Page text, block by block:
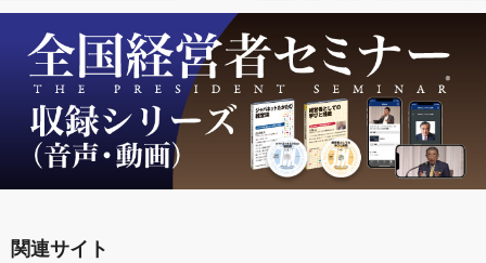
関連サイト